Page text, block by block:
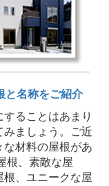
と名称をご紹介
ることはあまり
みましょう。ご近
な材料の屋根があ
根、素敵な屋
、ユニークな屋